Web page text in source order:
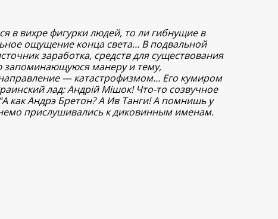
в вихре фигурки людей, то ли гибнущие в
ощущение конца света… В подвальной
заработка, средств для существования
манеру и тему,
— катастрофизмом… Его кумиром
лад: Андрiй Мiшок! Что-то созвучное
как Андрэ Бретон? А Ив Танги! А помнишь у
прислушивались к диковинным именам.